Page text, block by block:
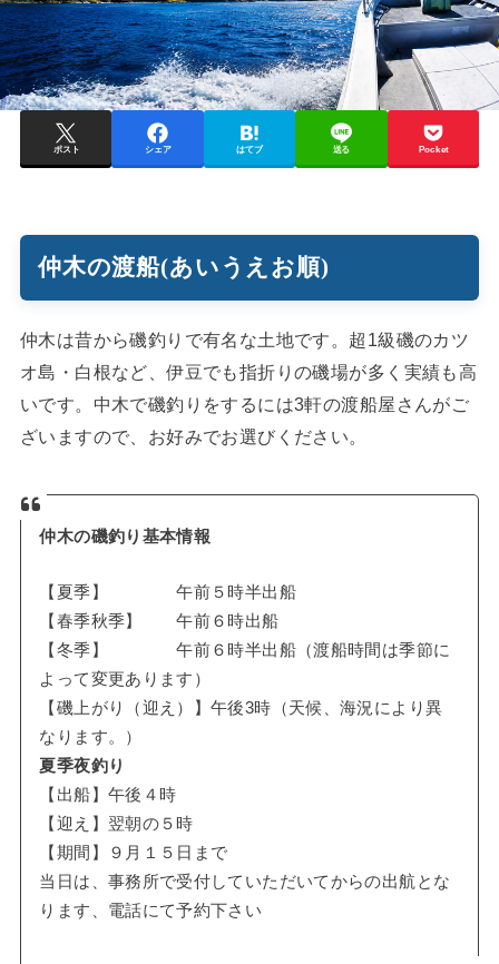
ポスト シェア はてブ 送る Pocket
仲木の渡船(あいうえお順)
仲木は昔から磯釣りで有名な土地です。超1級磯のカツ
オ島・白根など、伊豆でも指折りの磯場が多く実績も高
いです。中木で磯釣りをするには3軒の渡船屋さんがご
ざいますので、お好みでお選びください。
仲木の磯釣り基本情報
【夏季】 午前５時半出船
【春季秋季】 午前６時出船
【冬季】 午前６時半出船（渡船時間は季節に
よって変更あります）
【磯上がり（迎え）】午後3時（天候、海況により異
なります。）
夏季夜釣り
【出船】午後４時
【迎え】翌朝の５時
【期間】９月１５日まで
当日は、事務所で受付していただいてからの出航とな
ります、電話にて予約下さい